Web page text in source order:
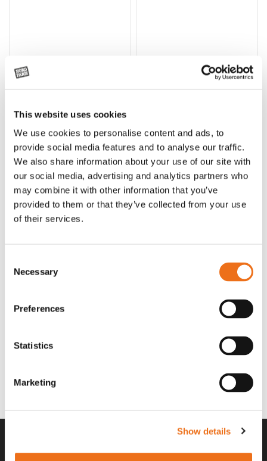
This website uses cookies
We use cookies to personalise content and ads, to
provide social media features and to analyse our traffic.
We also share information about your use of our site with
our social media, advertising and analytics partners who
may combine it with other information that you’ve
provided to them or that they’ve collected from your use
of their services.
Selection
Necessary
Preferences
Statistics
Marketing
Show details
Lägg till i varukorg
Rotor, komplett med slagor
OR80013456G
(ex. moms)
Grön truckknapp
A00220
kr (ex. moms)
Lägg till i varukorg
Rotor teeth 8t/6k 7.5Gr/8 R6/14 Rotor teeth 8t/6k 0Gr/8 R6/14